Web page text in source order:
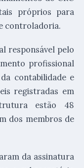
próprios para
controladoria.
responsável pelo
profissional
contabilidade e
registradas em
estão 48
dos membros de
da assinatura